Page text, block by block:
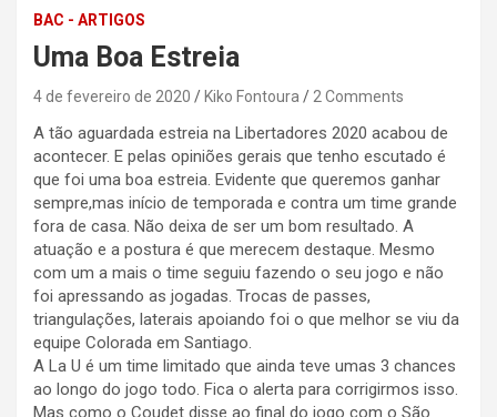
BAC - ARTIGOS
Uma Boa Estreia
4 de fevereiro de 2020 Kiko Fontoura 2 Comments
A tão aguardada estreia na Libertadores 2020 acabou de
acontecer. E pelas opiniões gerais que tenho escutado é
que foi uma boa estreia. Evidente que queremos ganhar
sempre,mas início de temporada e contra um time grande
fora de casa. Não deixa de ser um bom resultado. A
atuação e a postura é que merecem destaque. Mesmo
com um a mais o time seguiu fazendo o seu jogo e não
foi apressando as jogadas. Trocas de passes,
triangulações, laterais apoiando foi o que melhor se viu da
equipe Colorada em Santiago.
A La U é um time limitado que ainda teve umas 3 chances
ao longo do jogo todo. Fica o alerta para corrigirmos isso.
Mas como o Coudet disse ao final do jogo com o São